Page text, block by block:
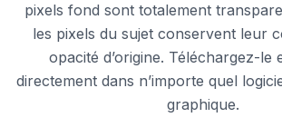
pixels fond sont totalement
les pixels du sujet conservent leur
opacité d’origine. Téléchargez-le
directement dans n’importe quel
graphique.